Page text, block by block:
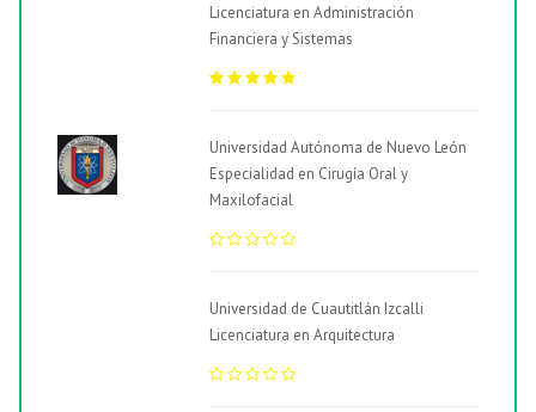
Licenciatura en Administración
Financiera y Sistemas
Universidad Autónoma de Nuevo León
Especialidad en Cirugía Oral y
Maxilofacial
Universidad de Cuautitlán Izcalli
Licenciatura en Arquitectura